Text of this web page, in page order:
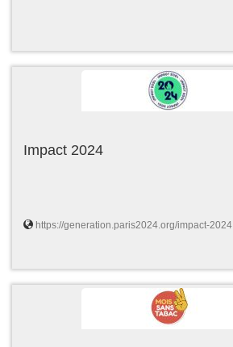
Impact 2024
https://generation.paris2024.org/impact-2024